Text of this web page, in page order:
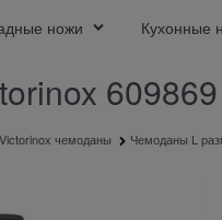
ножи Кухонные
Victorinox чемоданы Чемоданы L